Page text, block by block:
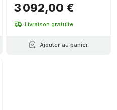
3 092,00 €
Livraison gratuite
Ajouter au panier